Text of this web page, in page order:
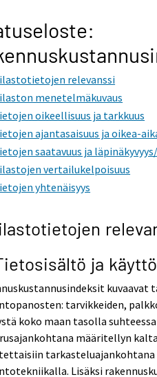
relevanssi
menetelmäkuvaus
oikeellisuus ja tarkkuus
ajantasaisuus ja oikea-
saatavuus ja
vertailukelpoisuus
yhtenäisyys
ja
kuvaavat
tarvikkeiden,
koko maan tasolla
määritellyn
tarkasteluajankohtana
Lisäksi